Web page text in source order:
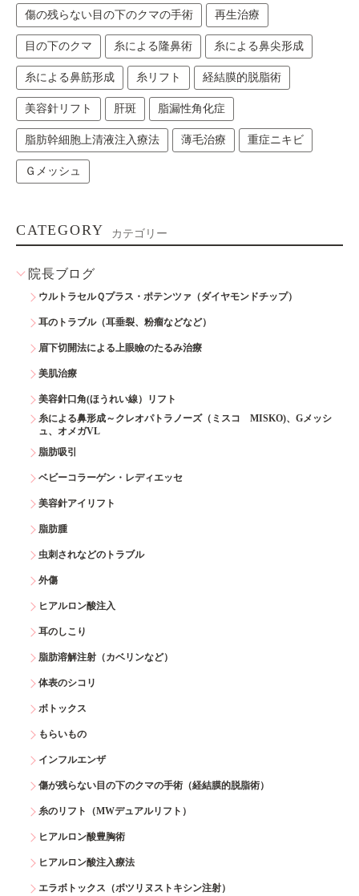
傷の残らない目の下のクマの手術 再生治療
目の下のクマ 糸による隆鼻術 糸による鼻尖形成
糸による鼻筋形成 糸リフト 経結膜的脱脂術
美容針リフト 肝斑 脂漏性角化症
脂肪幹細胞上清液注入療法 薄毛治療 重症ニキビ
Ｇメッシュ
CATEGORY カテゴリー
院長ブログ
ウルトラセルＱプラス・ポテンツァ（ダイヤモンドチップ）
耳のトラブル（耳垂裂、粉瘤などなど）
眉下切開法による上眼瞼のたるみ治療
美肌治療
美容針口角(ほうれい線）リフト
糸による鼻形成～クレオパトラノーズ（ミスコ MISKO)、Gメッシ
ュ、オメガVL
脂肪吸引
ベビーコラーゲン・レディエッセ
美容針アイリフト
脂肪腫
虫刺されなどのトラブル
外傷
ヒアルロン酸注入
耳のしこり
脂肪溶解注射（カベリンなど）
体表のシコリ
ボトックス
もらいもの
インフルエンザ
傷が残らない目の下のクマの手術（経結膜的脱脂術）
糸のリフト（MWデュアルリフト）
ヒアルロン酸豊胸術
ヒアルロン酸注入療法
エラボトックス（ボツリヌストキシン注射）